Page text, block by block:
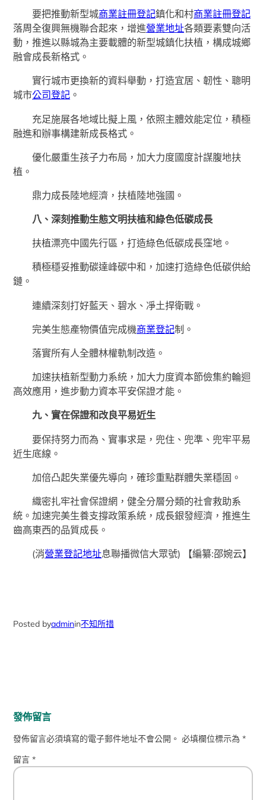
要把推動新型城商業註冊登記鎮化和村商業註冊登記
落周全復興無機聯合起來，增進營業地址各類要素雙向活
動，推進以縣城為主要載體的新型城鎮化扶植，構成城鄉
融會成長新格式。
實行城市更換新的資料舉動，打造宜居、韌性、聰明
城市公司登記 。
充足施展各地域比擬上風，依照主體效能定位，積極
融進和辦事構建新成長格式。
優化嚴重生孩子力布局，加大力度國度計謀腹地扶
植。
鼎力成長陸地經濟，扶植陸地強國。
八、深刻推動生態文明扶植和綠色低碳成長
扶植漂亮中國先行區，打造綠色低碳成長窪地。
積極穩妥推動碳達峰碳中和，加速打造綠色低碳供給
鏈。
連續深刻打好藍天、碧水、凈土捍衛戰。
完美生態產物價值完成機商業登記制。
落實所有人全體林權軌制改造。
加速扶植新型動力系統，加大力度資本節儉集約輪迴
高效應用，進步動力資本平安保證才能。
九、實在保證和改良平易近生
要保持努力而為、實事求是，兜住、兜準、兜牢平易
近生底線。
加倍凸起失業優先導向，確珍重點群體失業穩固。
織密扎牢社會保證網，健全分層分類的社會救助系
統。加速完美生養支撐政策系統，成長銀發經濟，推進生
齒高東西的品質成長。
(消營業登記地址息聯播微信大眾號) 【編纂:邵婉云】
Posted byadminin不知所措
發佈留言
發佈留言必須填寫的電子郵件地址不會公開。 必填欄位標示為*
留言*